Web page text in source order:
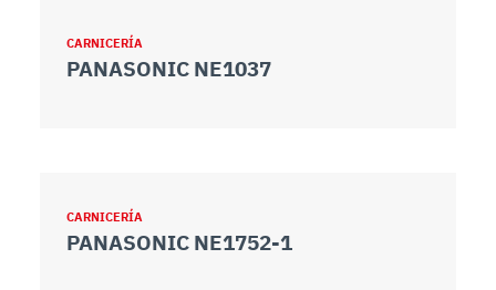
CARNICERÍA
PANASONIC NE1037
CARNICERÍA
PANASONIC NE1752-1